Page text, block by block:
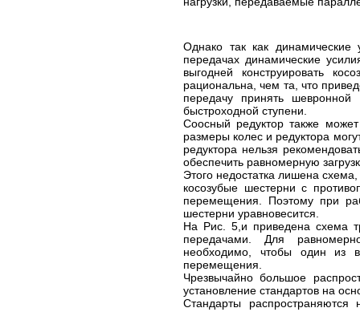
Однако так как динамические
передачах динамические
выгодней конструировать
рациональна, чем та, что
передачу принять
быстроходной ступени.
Соосный редуктор также
размеры колес и редуктора
редуктора нельзя
обеспечить равномерную
Этого недостатка лишена
косозубые шестерни с
перемещения. Поэтому при
шестерни уравновесится.
На Рис. 5,и приведена схема
передачами. Для
необходимо, чтобы один из
перемещения.
Чрезвычайно большое
установление стандартов на
Стандарты